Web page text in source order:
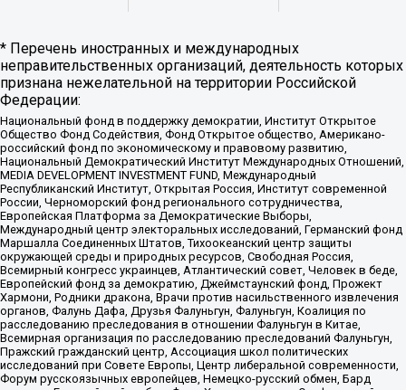
* Перечень иностранных и международных
неправительственных организаций, деятельность которых
признана нежелательной на территории Российской
Федерации:
Национальный фонд в поддержку демократии, Институт Открытое
Общество Фонд Содействия, Фонд Открытое общество, Американо-
российский фонд по экономическому и правовому развитию,
Национальный Демократический Институт Международных Отношений,
MEDIA DEVELOPMENT INVESTMENT FUND, Международный
Республиканский Институт, Открытая Россия, Институт современной
России, Черноморский фонд регионального сотрудничества,
Европейская Платформа за Демократические Выборы,
Международный центр электоральных исследований, Германский фонд
Маршалла Соединенных Штатов, Тихоокеанский центр защиты
окружающей среды и природных ресурсов, Свободная Россия,
Всемирный конгресс украинцев, Атлантический совет, Человек в беде,
Европейский фонд за демократию, Джеймстаунский фонд, Прожект
Хармони, Родники дракона, Врачи против насильственного извлечения
органов, Фалунь Дафа, Друзья Фалуньгун, Фалуньгун, Коалиция по
расследованию преследования в отношении Фалуньгун в Китае,
Всемирная организация по расследованию преследований Фалуньгун,
Пражский гражданский центр, Ассоциация школ политических
исследований при Совете Европы, Центр либеральной современности,
Форум русскоязычных европейцев, Немецко-русский обмен, Бард